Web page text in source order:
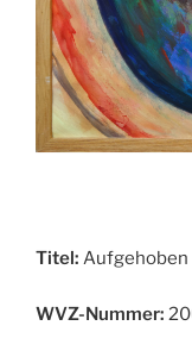
Titel: Aufgehoben
WVZ-Nummer: